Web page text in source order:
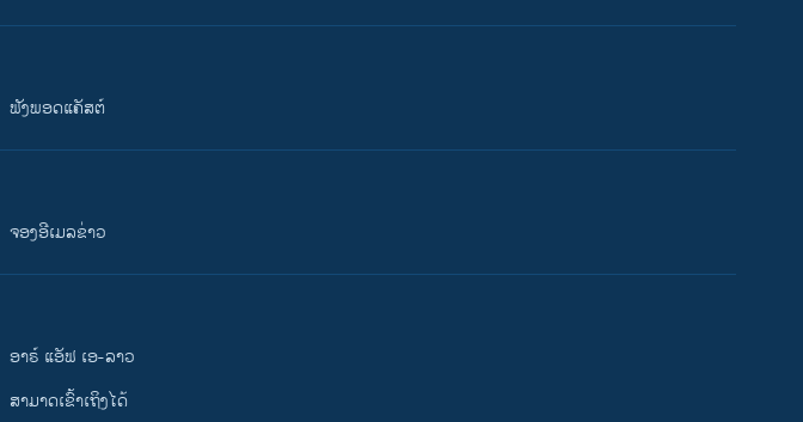
ຟັງພອດແຄັສຕ໌
ຈອງອີເມລຂ່າວ
ອາຣ໌ ແອັຟ ເອ-ລາວ
ສາມາດເຂົ້າເຖິງໄດ້